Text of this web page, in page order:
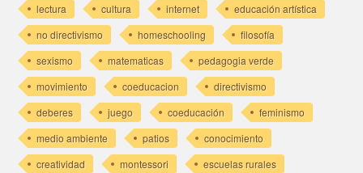
lectura
cultura internet
educación artística
no directivismo
homeschooling
filosofía
sexismo
matematicas
pedagogia verde
movimiento
coeducacion
directivismo
deberes
juego coeducación
feminismo
medio ambiente
patios
conocimiento
creatividad
montessori
escuelas rurales